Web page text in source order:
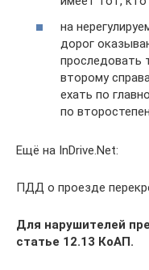
на
дорог
проследовать
второму
ехать по
по
Ещё на InDrive.Net:
ПДД о проезде
Для нарушителей
статье 12.13 КоАП.